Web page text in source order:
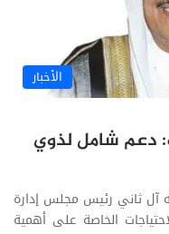
الأخبار
دعم شامل لذوي
آل ثاني رئيس مجلس إدارة
الخاصة على أهمية